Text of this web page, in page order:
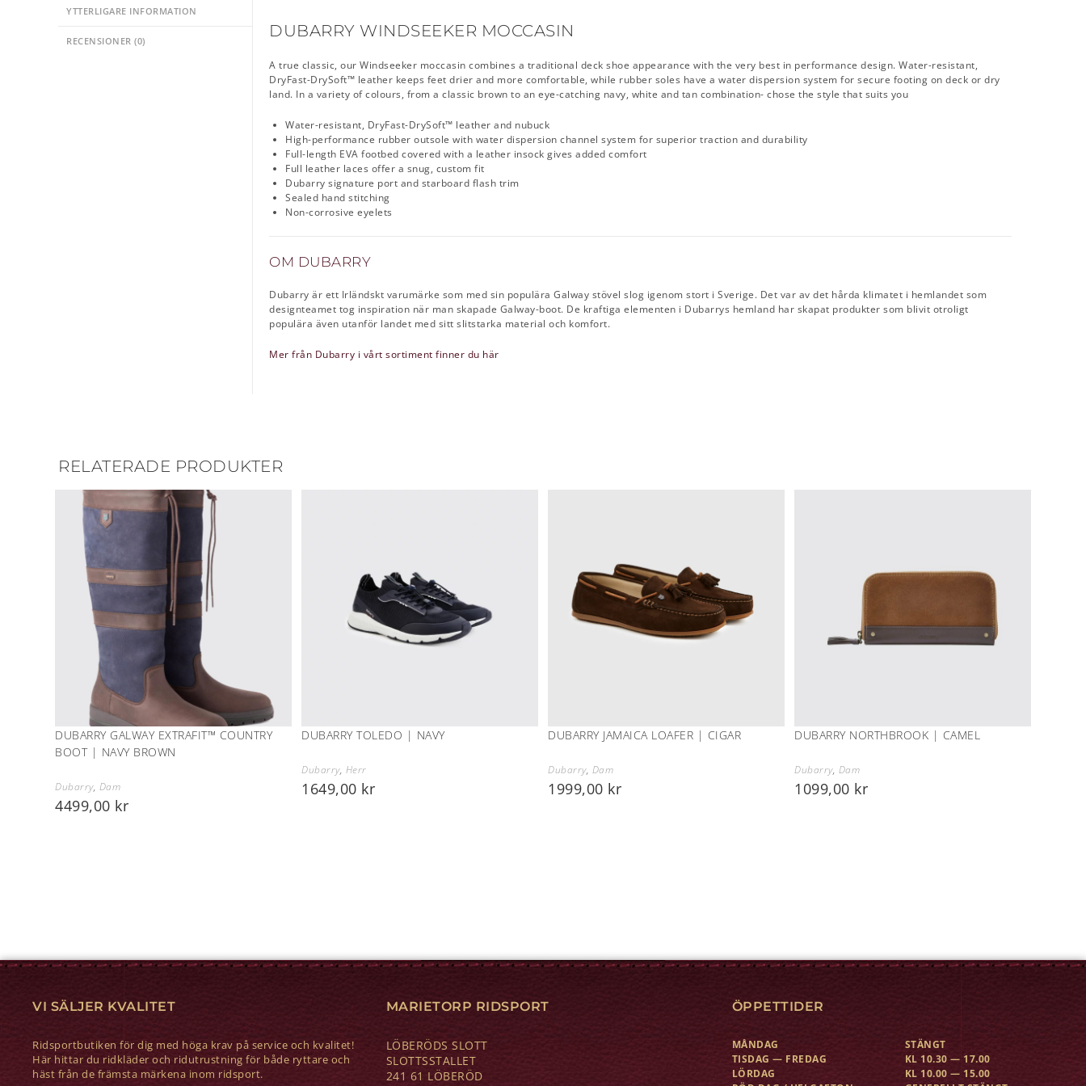
YTTERLIGARE INFORMATION
RECENSIONER (0)
DUBARRY WINDSEEKER MOCCASIN
A true classic, our Windseeker moccasin combines a traditional deck shoe appearance with the very best in performance design. Water-resistant,
DryFast-DrySoft™ leather keeps feet drier and more comfortable, while rubber soles have a water dispersion system for secure footing on deck or dry
land. In a variety of colours, from a classic brown to an eye-catching navy, white and tan combination- chose the style that suits you
Water-resistant, DryFast-DrySoft™ leather and nubuck
High-performance rubber outsole with water dispersion channel system for superior traction and durability
Full-length EVA footbed covered with a leather insock gives added comfort
Full leather laces offer a snug, custom fit
Dubarry signature port and starboard flash trim
Sealed hand stitching
Non-corrosive eyelets
OM DUBARRY
Dubarry är ett Irländskt varumärke som med sin populära Galway stövel slog igenom stort i Sverige. Det var av det hårda klimatet i hemlandet som
designteamet tog inspiration när man skapade Galway-boot. De kraftiga elementen i Dubarrys hemland har skapat produkter som blivit otroligt
populära även utanför landet med sitt slitstarka material och komfort.
Mer från Dubarry i vårt sortiment finner du här
RELATERADE PRODUKTER
DUBARRY GALWAY EXTRAFIT™ COUNTRY
BOOT | NAVY BROWN
Dubarry, Dam
4499,00 kr
DUBARRY TOLEDO | NAVY
Dubarry, Herr
1649,00 kr
DUBARRY JAMAICA LOAFER | CIGAR
Dubarry, Dam
1999,00 kr
DUBARRY NORTHBROOK | CAMEL
Dubarry, Dam
1099,00 kr
VI SÄLJER KVALITET
Ridsportbutiken för dig med höga krav på service och kvalitet!
Här hittar du ridkläder och ridutrustning för både ryttare och
häst från de främsta märkena inom ridsport.
MARIETORP RIDSPORT
LÖBERÖDS SLOTT
SLOTTSSTALLET
241 61 LÖBERÖD
ÖPPETTIDER
MÅNDAG
TISDAG — FREDAG
LÖRDAG
STÄNGT
KL 10.30 — 17.00
KL 10.00 — 15.00